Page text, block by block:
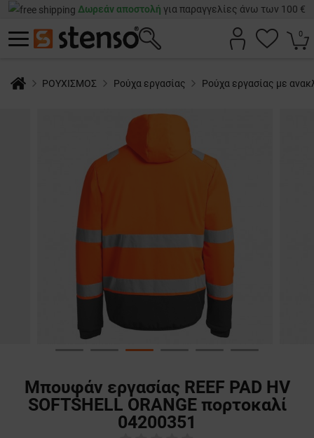
Δωρεάν αποστολή για παραγγελίες άνω των 100 €
0
ΡΟΥΧΙΣΜΟΣ Ρούχα εργασίας Ρούχα εργασίας με
Μπουφάν εργασίας REEF PAD HV
SOFTSHELL ORANGE πορτοκαλί
04200351